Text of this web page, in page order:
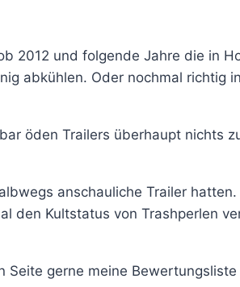
2012 und folgende Jahre die in
abkühlen. Oder nochmal richtig
öden Trailers überhaupt nichts
anschauliche Trailer hatten.
den Kultstatus von Trashperlen
Seite gerne meine Bewertungsliste